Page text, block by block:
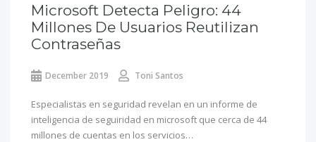
Microsoft Detecta Peligro: 44
Millones De Usuarios Reutilizan
Contraseñas
December 2019 Toni Santos
Especialistas en seguridad revelan en un informe de
inteligencia de seguiridad en microsoft que cerca de 44
millones de cuentas en los servicios…